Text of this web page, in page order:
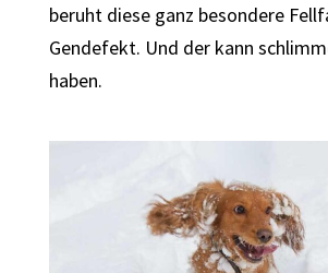
beruht diese ganz besondere
Gendefekt. Und der kann
haben.